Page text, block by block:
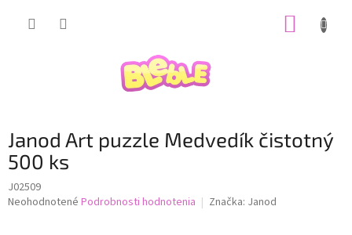
Janod Art puzzle Medvedík čistotný
500 ks
J02509
Priemerné
Neohodnotené Podrobnosti hodnotenia Značka: Janod